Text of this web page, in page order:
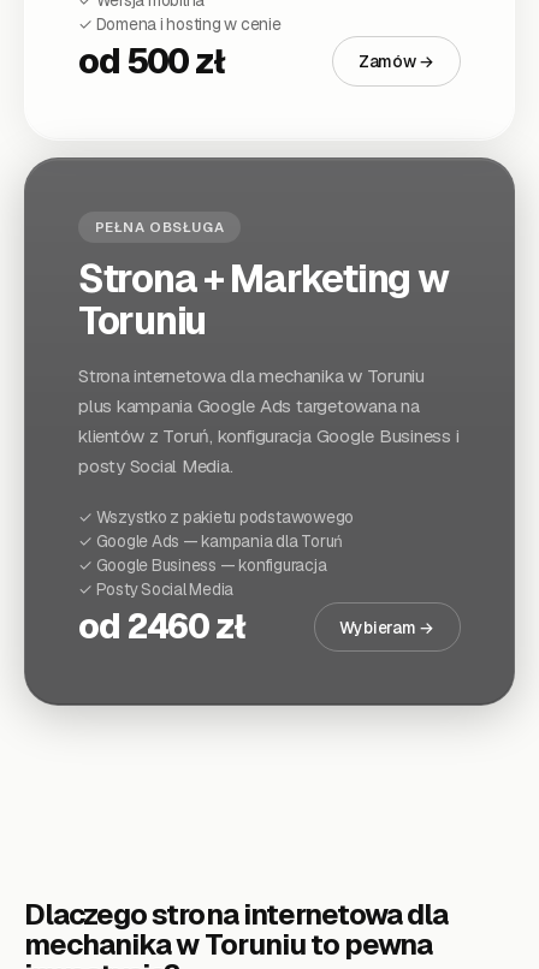
✓ Domena i hosting w cenie
od 500 zł Zamów →
PEŁNA OBSŁUGA
Strona + Marketingw
Toruniu
Strona internetowa dlamechanikaw Toruniu
plus kampania Google Ads targetowana na
klientów z Toruń, konfiguracja Google Business i
posty Social Media.
✓ Wszystko z pakietu podstawowego
✓ Google Ads — kampania dlaToruń
✓ Google Business — konfiguracja
✓ Posty Social Media
od 2460 zł Wybieram →
Dlaczego strona internetowa dla
mechanikaw Toruniuto pewna